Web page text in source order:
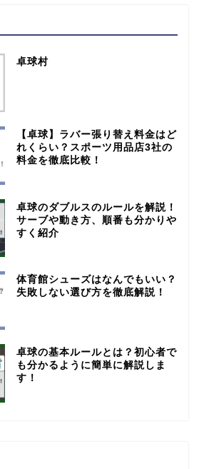
卓球村
【卓球】ラバー張り替え料金はど
れくらい？スポーツ用品店3社の
料金を徹底比較！
卓球のダブルスのルールを解説！
サーブや動き方、順番も分かりや
すく紹介
体育館シューズはなんでもいい？
失敗しない選び方を徹底解説！
卓球の基本ルールとは？初心者で
も分かるように簡単に解説しま
す！